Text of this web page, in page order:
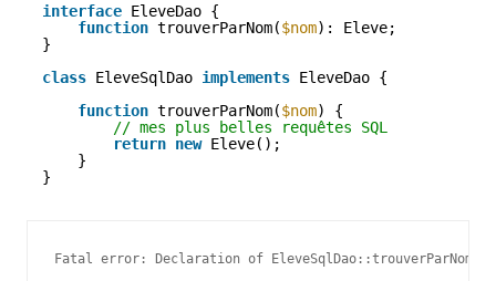
interface EleveDao {
function trouverParNom($nom): Eleve;
}
class EleveSqlDao implements EleveDao {
function trouverParNom($nom) {
// mes plus belles requêtes SQL
return new Eleve();
}
}